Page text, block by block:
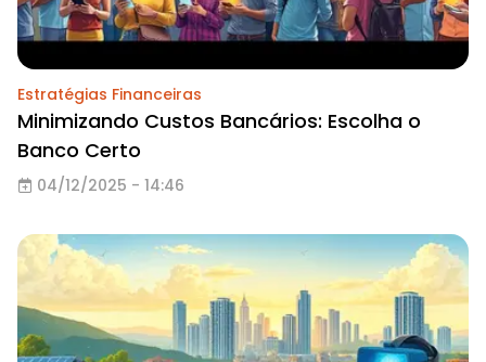
Estratégias Financeiras
Minimizando Custos Bancários: Escolha o
Banco Certo
04/12/2025 - 14:46